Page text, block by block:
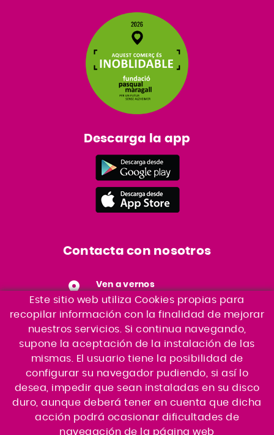
Descarga la app
Contacta con nosotros
Ven a vernos
Ronda Sud, S/N Edifici CAT
17600 - Figueres
gimnas@fitfigueres.com
Llámanos
(+34) 972 672 214
POLÍTICA DE COOKIES AVISO LEGAL CONDICIONES
Este sitio web utiliza Cookies propias para
recopilar información con la finalidad de mejorar
nuestros servicios. Si continua navegando,
supone la aceptación de la instalación de las
mismas. El usuario tiene la posibilidad de
configurar su navegador pudiendo, si así lo
desea, impedir que sean instaladas en su disco
duro, aunque deberá tener en cuenta que dicha
acción podrá ocasionar dificultades de
navegación de la página web